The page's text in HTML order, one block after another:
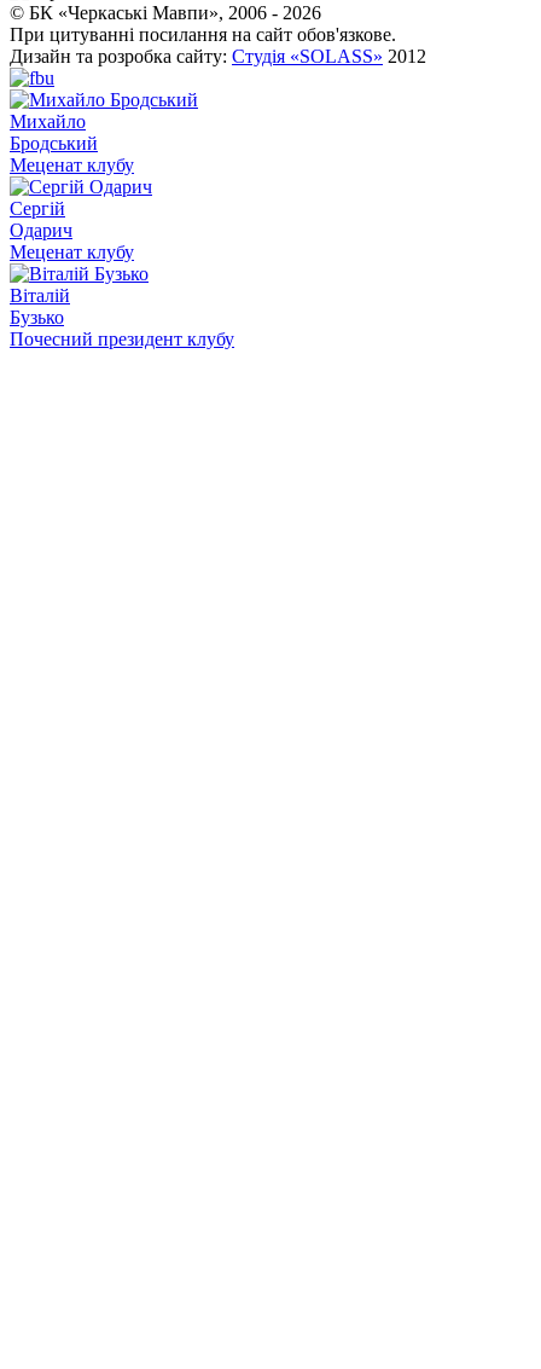
© БК «Черкаські Мавпи», 2006 - 2026
При цитуванні посилання на сайт обов'язкове.
Дизайн та розробка сайту: Студія «SOLASS» 2012
Михайло
Бродський
Меценат клубу
Сергій
Одарич
Меценат клубу
Віталій
Бузько
Почесний президент клубу